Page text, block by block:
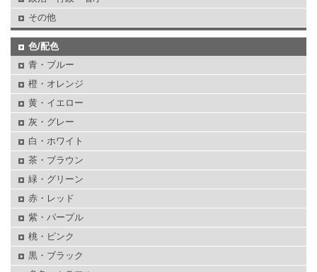
その他
色/配色
青・ブルー
橙・オレンジ
黄・イエロー
灰・グレー
白・ホワイト
茶・ブラウン
緑・グリーン
赤・レッド
紫・パープル
桃・ピンク
黒・ブラック